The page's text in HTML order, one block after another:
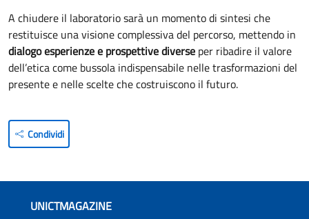
A chiudere il laboratorio sarà un momento di sintesi che
restituisce una visione complessiva del percorso, mettendo in
dialogo esperienze e prospettive diverse per ribadire il valore
dell’etica come bussola indispensabile nelle trasformazioni del
presente e nelle scelte che costruiscono il futuro.
Condividi
UNICTMAGAZINE